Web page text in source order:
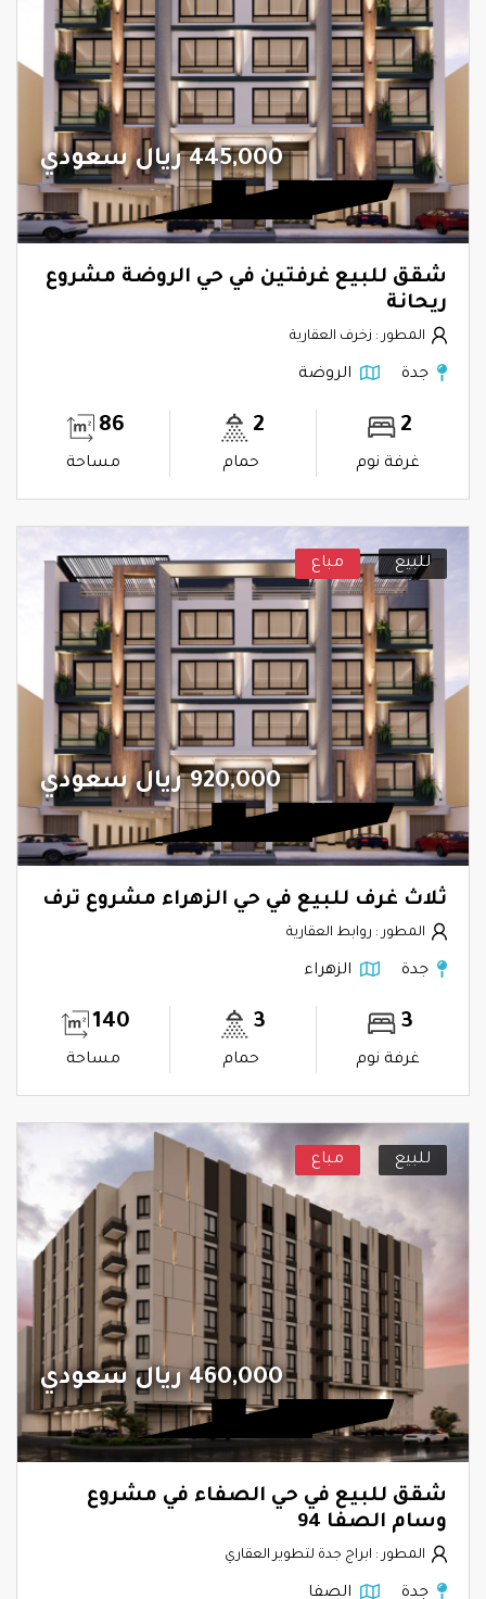
445,000 ريال سعودي
شقق للبيع غرفتين في حي الروضة مشروع
ريحانة
المطور : زخرف العقارية
جدة الروضة
2
غرفة نوم
2
حمام
86
مساحة
للبيع مباع
920,000 ريال سعودي
ثلاث غرف للبيع في حي الزهراء مشروع ترف
المطور : روابط العقارية
جدة الزهراء
3
غرفة نوم
3
حمام
140
مساحة
للبيع مباع
460,000 ريال سعودي
شقق للبيع في حي الصفاء في مشروع
وسام الصفا 94
المطور : ابراج جدة لتطوير العقاري
جدة الصفا